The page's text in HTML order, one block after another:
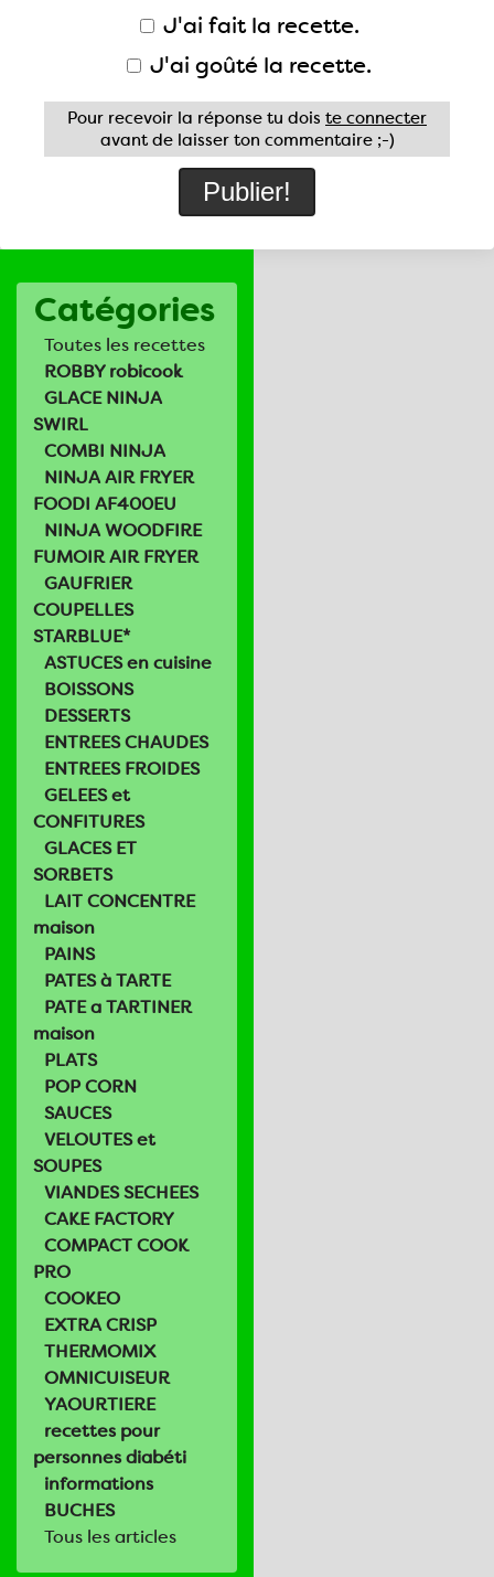
Catégories
Toutes les recettes
ROBBY robicook
GLACE NINJA
SWIRL
COMBI NINJA
NINJA AIR FRYER
FOODI AF400EU
NINJA WOODFIRE
FUMOIR AIR FRYER
GAUFRIER
COUPELLES
STARBLUE*
ASTUCES en cuisine
BOISSONS
DESSERTS
ENTREES CHAUDES
ENTREES FROIDES
GELEES et
CONFITURES
GLACES ET
SORBETS
LAIT CONCENTRE
maison
PAINS
PATES à TARTE
PATE a TARTINER
maison
PLATS
POP CORN
SAUCES
VELOUTES et
SOUPES
VIANDES SECHEES
CAKE FACTORY
COMPACT COOK
PRO
COOKEO
EXTRA CRISP
THERMOMIX
OMNICUISEUR
YAOURTIERE
recettes pour
personnes diabéti
informations
BUCHES
Tous les articles
J'ai fait la recette.
J'ai goûté la recette.
Pour recevoir la réponse tu dois te connecter
avant de laisser ton commentaire ;-)